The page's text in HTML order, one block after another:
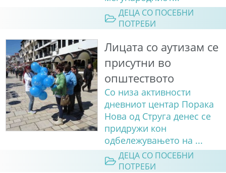
ДЕЦА СО ПОСЕБНИ
ПОТРЕБИ
Лицата со аутизам се
присутни во
општеството
Со низа активности
дневниот центар Порака
Нова од Струга денес се
придружи кон
одбележувањето на ...
ДЕЦА СО ПОСЕБНИ
ПОТРЕБИ